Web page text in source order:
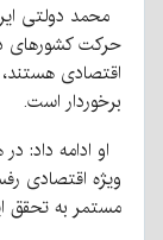
محمد دولتی
حرکت کشورهای
اقتصادی
برخوردار است.
او ادامه داد:
ویژه اقتصادی
مستمر به تحقق